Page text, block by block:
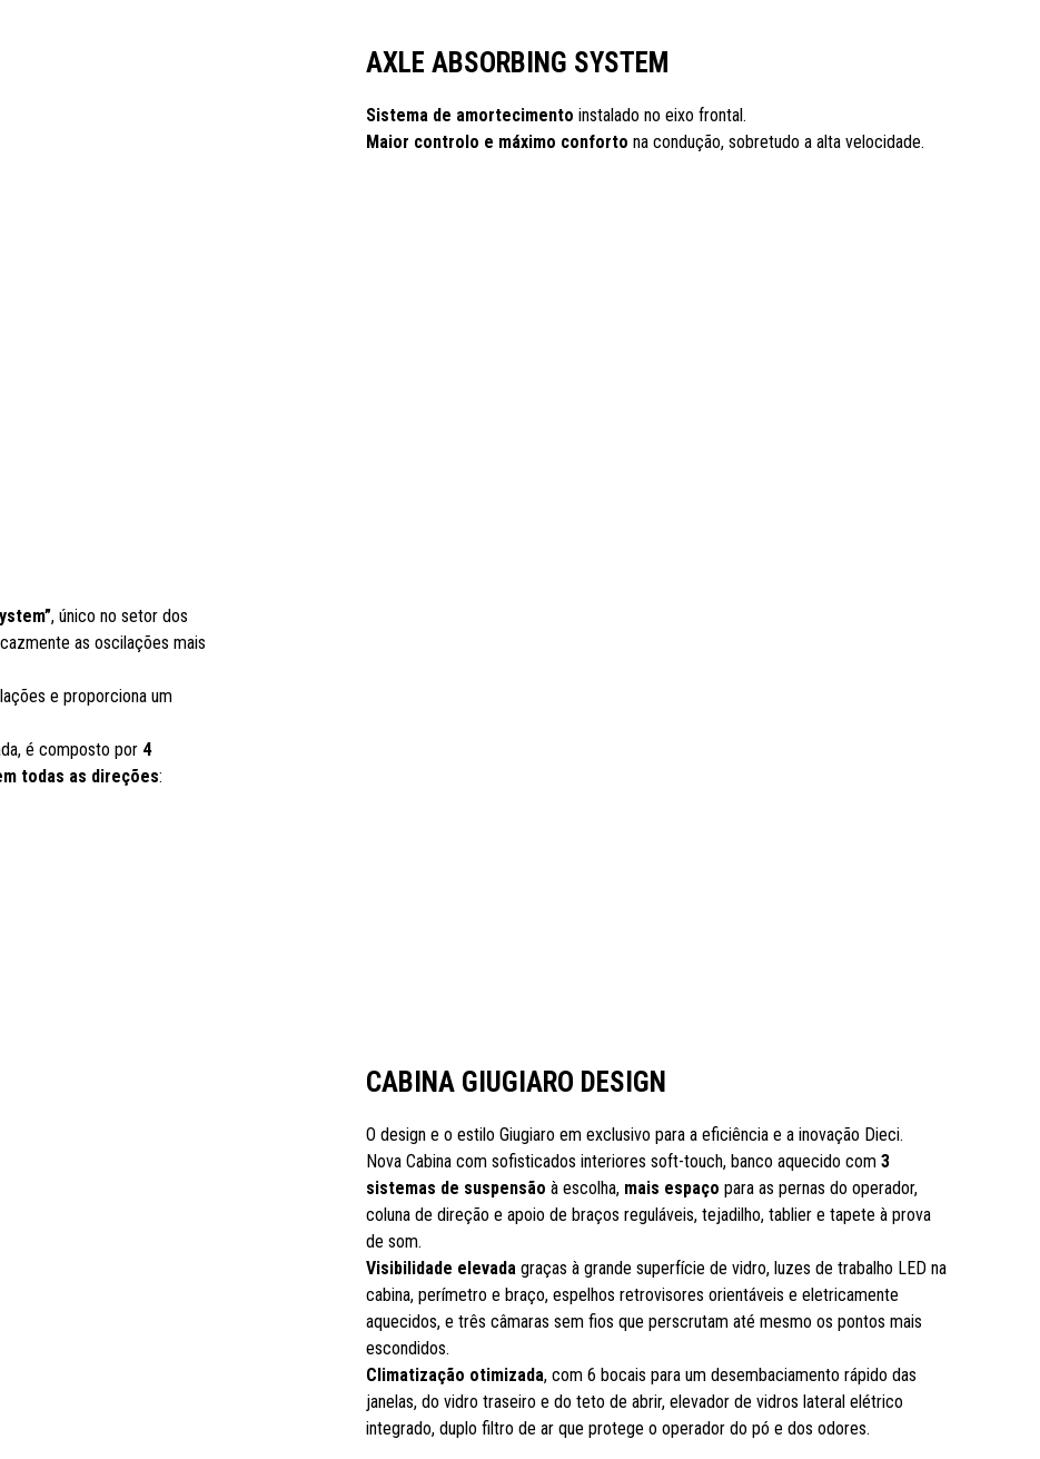
AXLE ABSORBING SYSTEM
Sistema de amortecimento instalado no eixo frontal.
Maior controlo e máximo conforto na condução, sobretudo a alta velocidade.
, único no setor dos
as oscilações mais
e proporciona um
é composto por 4
todas as direções:
CABINA GIUGIARO DESIGN
O design e o estilo Giugiaro em exclusivo para a eficiência e a inovação Dieci.
Nova Cabina com sofisticados interiores soft-touch, banco aquecido com 3
sistemas de suspensão à escolha, mais espaço para as pernas do operador,
coluna de direção e apoio de braços reguláveis, tejadilho, tablier e tapete à prova
de som.
Visibilidade elevadagraças à grande superfície de vidro, luzes de trabalho LED na
cabina, perímetro e braço, espelhos retrovisores orientáveis e eletricamente
aquecidos, e três câmaras sem fios que perscrutam até mesmo os pontos mais
escondidos.
Climatização otimizada, com 6 bocais para um desembaciamento rápido das
janelas, do vidro traseiro e do teto de abrir, elevador de vidros lateral elétrico
integrado, duplo filtro de ar que protege o operador do pó e dos odores.